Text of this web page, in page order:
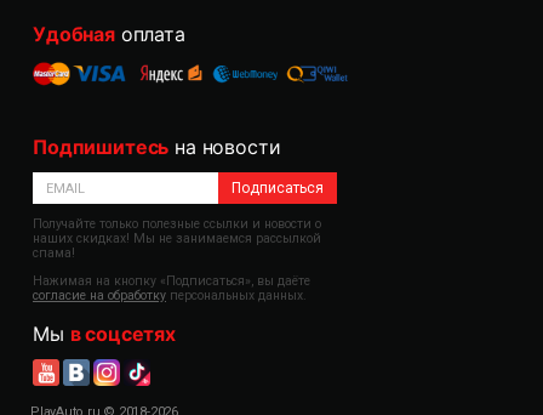
Удобнаяоплата
Подпишитесь на новости
Подписаться
Получайте только полезные ссылки и новости о
наших скидках! Мы не занимаемся рассылкой
спама!
Нажимая на кнопку «Подписаться», вы даёте
согласие на обработку персональных данных.
Мы в соцсетях
PlayAuto.ru © 2018-2026